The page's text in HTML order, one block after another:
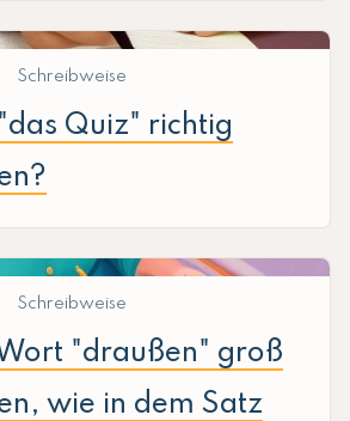
Schreibweise
Quiz" richtig
Schreibweise
"draußen" groß
wie in dem Satz